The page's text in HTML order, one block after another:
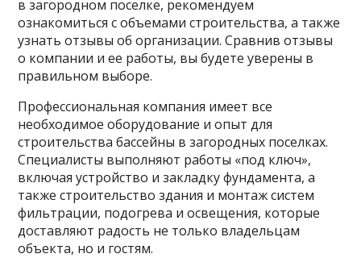
в загородном поселке, рекомендуем
ознакомиться с объемами строительства, а также
узнать отзывы об организации. Сравнив отзывы
о компании и ее работы, вы будете уверены в
правильном выборе.
Профессиональная компания имеет все
необходимое оборудование и опыт для
строительства бассейны в загородных поселках.
Специалисты выполняют работы «под ключ»,
включая устройство и закладку фундамента, а
также строительство здания и монтаж систем
фильтрации, подогрева и освещения, которые
доставляют радость не только владельцам
объекта, но и гостям.